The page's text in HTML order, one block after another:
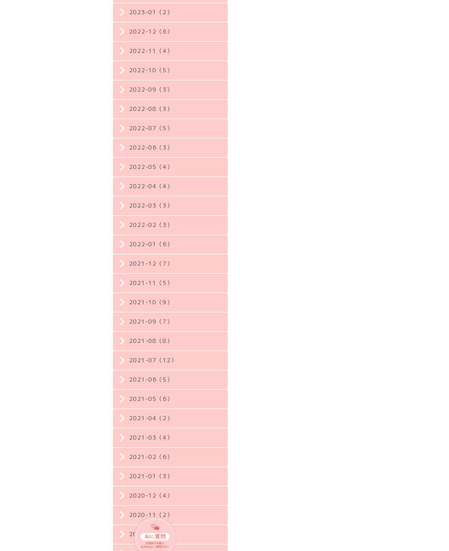
2023-01（2）
2022-12（6）
2022-11（4）
2022-10（5）
2022-09（3）
2022-08（3）
2022-07（5）
2022-06（3）
2022-05（4）
2022-04（4）
2022-03（3）
2022-02（3）
2022-01（6）
2021-12（7）
2021-11（5）
2021-10（9）
2021-09（7）
2021-08（8）
2021-07（12）
2021-06（5）
2021-05（6）
2021-04（2）
2021-03（4）
2021-02（6）
2021-01（3）
2020-12（4）
2020-11（2）
2020-10（3）